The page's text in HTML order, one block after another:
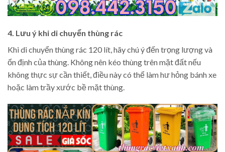
4. Lưu ý khi di chuyển thùng rác
Khi di chuyển thùng rác 120 lít, hãy chú ý đến trọng lượng và
ổn định của thùng. Không nên kéo thùng trên mặt đất nếu
không thực sự cần thiết, điều này có thể làm hư hỏng bánh xe
hoặc làm trầy xước bề mặt thùng.